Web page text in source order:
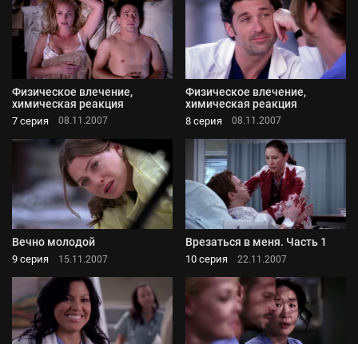
Физическое влечение,
химическая реакция
7 серия 08.11.2007
Физическое влечение,
химическая реакция
8 серия 08.11.2007
Вечно молодой
9 серия 15.11.2007
Врезаться в меня. Часть 1
10 серия 22.11.2007